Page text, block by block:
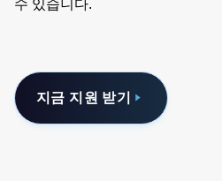
수 있습니다.
지금 지원 받기